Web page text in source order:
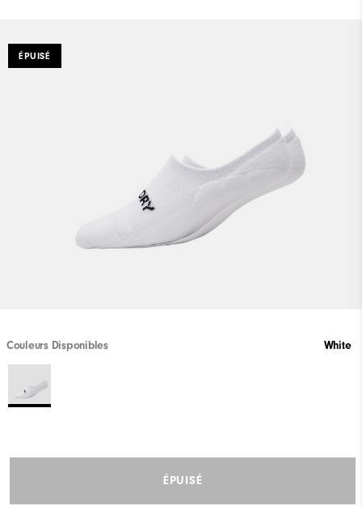
ÉPUISÉ
Couleurs Disponibles White
ÉPUISÉ